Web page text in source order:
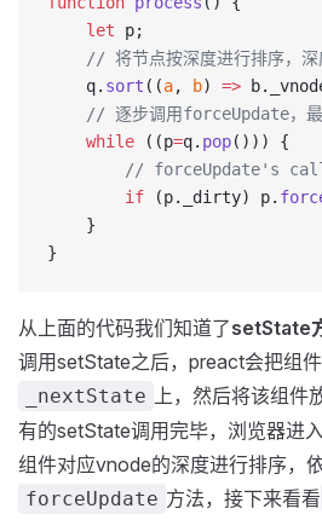
	let
p;
// 将节点按深度进行排序，
	q.
sort ((a, b) =>
// 逐步调用forceUpdate，
	while
((p=q. pop())) {
// forceUpdate's
		if
(p._dirty) p.
	}
}
从上面的代码我们知道了setState
调用setState之后，preact会把组
_nextState 上，然后将该组件
有的setState调用完毕，浏览器进
组件对应vnode的深度进行排序，
forceUpdate 方法，接下来看看